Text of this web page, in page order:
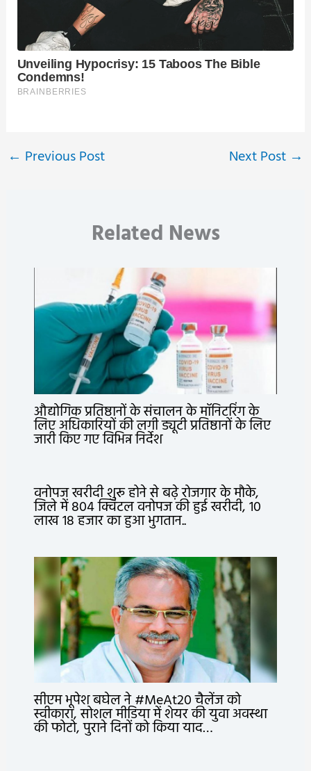
← Previous Post Next Post →
Related News
औद्योगिक प्रतिष्ठानों के संचालन के मॉनिटरिंग के
लिए अधिकारियों की लगी ड्यूटी प्रतिष्ठानों के लिए
जारी किए गए विभिन्न निर्देश
वनोपज खरीदी शुरू होने से बढ़े रोजगार के मौके,
जिले में 804 क्विंटल वनोपज की हुई खरीदी, 10
लाख 18 हजार का हुआ भुगतान..
सीएम भूपेश बघेल ने #MeAt20 चैलेंज को
स्वीकारा, सोशल मीडिया में शेयर की युवा अवस्था
की फोटो, पुराने दिनों को किया याद…